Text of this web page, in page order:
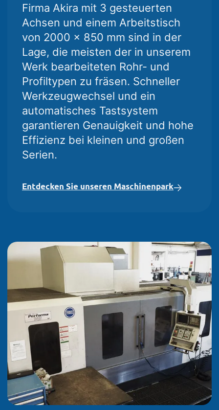
Firma Akira mit 3 gesteuerten
Achsen und einem Arbeitstisch
von 2000 x 850 mm sind in der
Lage, die meisten der in unserem
Werk bearbeiteten Rohr- und
Profiltypen zu fräsen. Schneller
Werkzeugwechsel und ein
automatisches Tastsystem
garantieren Genauigkeit und hohe
Effizienz bei kleinen und großen
Serien.
Entdecken Sie unseren Maschinenpark